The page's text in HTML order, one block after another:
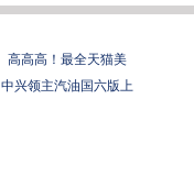
​高高高！最全天猫美
中兴领主汽油国六版上